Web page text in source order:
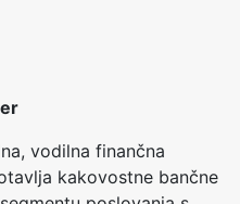
vodilna finančna
kakovostne bančne